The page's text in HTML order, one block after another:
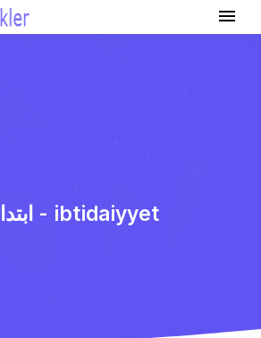
ابتدائیات - ibtidaiyyet